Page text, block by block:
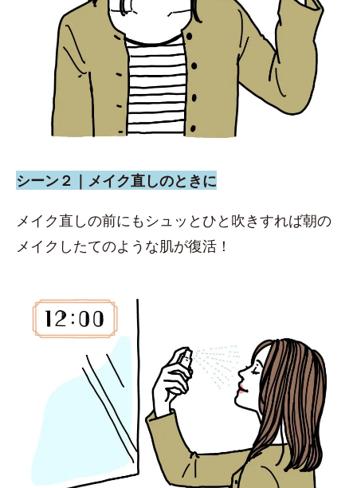
シーン２｜メイク直しのときに
メイク直しの前にもシュッとひと吹きすれば朝の
メイクしたてのような肌が復活！